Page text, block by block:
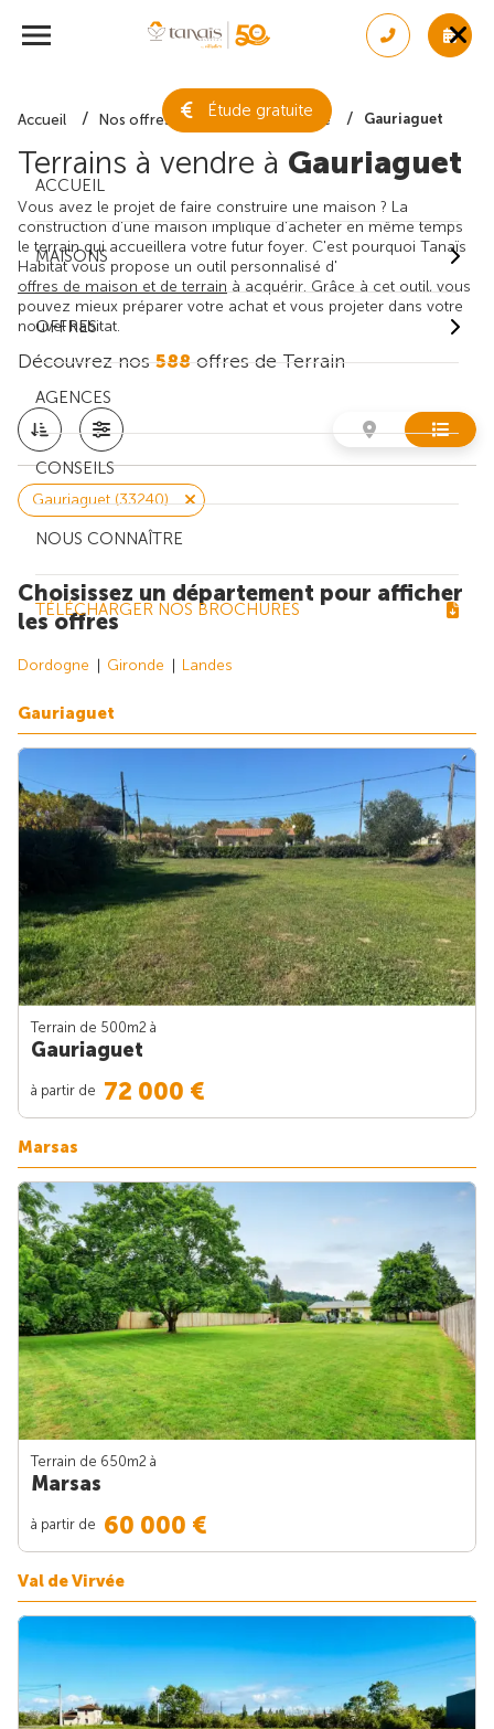
Étude gratuite
ACCUEIL
MAISONS
OFFRES
AGENCES
CONSEILS
NOUS CONNAÎTRE
TÉLÉCHARGER NOS BROCHURES
Accueil Nos offres de terrain Gironde Gauriaguet
Terrains à vendre à Gauriaguet
Vous avez le projet de faire construire une maison ? La
construction d'une maison implique d'acheter en même temps
le terrain qui accueillera votre futur foyer. C'est pourquoi Tanaïs
Habitat vous propose un outil personnalisé d'
offres de maison et de terrain à acquérir. Grâce à cet outil, vous
pouvez mieux préparer votre achat et vous projeter dans votre
nouvel habitat.
Découvrez nos588offres de Terrain
Gauriaguet (33240)
Choisissez un département pour afficher
les offres
Dordogne Gironde Landes
Gauriaguet
Terrain de 500m2 à
Gauriaguet
à partir de 72 000 €
Marsas
Terrain de 650m2 à
Marsas
à partir de 60 000 €
Val de Virvée